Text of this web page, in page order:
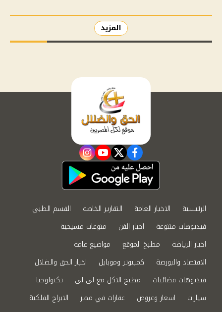
المزيد
facebook
twitter
youtube
instagram
الرئيسية الاخبار العامة التقارير الخاصة
القسم الطبي
فيديوهات متنوعة
اخبار الفن
منوعات مسيحية
اخبار الرياضة
مطبخ الموقع
مواضيع عامة
الاقتصاد والبورصة
كمبيوتر وموبايل
اخبار الحق والضلال
فيديوهات فضائيات
مطبخ الاكل مع لى لى
تكنولوجيا
سيارات
اسعار وعروض عقارات في مصر
الابراج الفلكية